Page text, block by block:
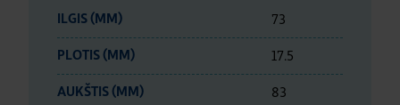
ILGIS (MM) 73
PLOTIS (MM) 17.5
AUKŠTIS (MM) 83